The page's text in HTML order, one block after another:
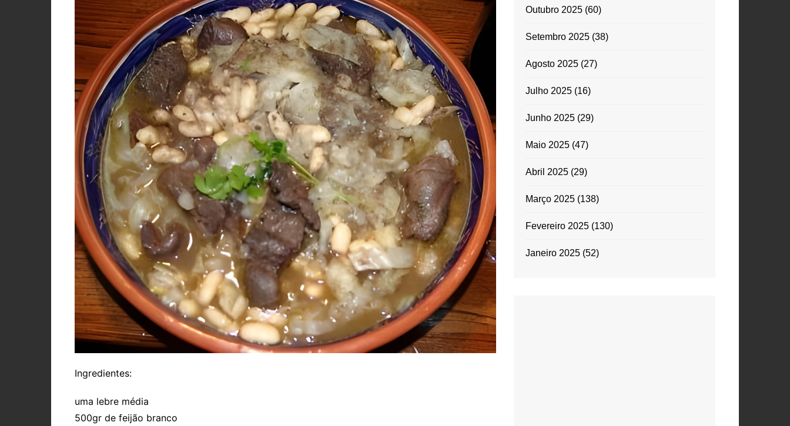
Ingredientes:
uma lebre média
500gr de feijão branco
Outubro 2025(60)
Setembro 2025(38)
Agosto 2025(27)
Julho 2025(16)
Junho 2025(29)
Maio 2025(47)
Abril 2025(29)
Março 2025(138)
Fevereiro 2025(130)
Janeiro 2025(52)